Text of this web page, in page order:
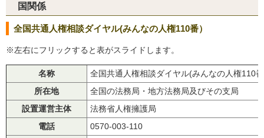
国関係
全国共通人権相談ダイヤル(みんなの人権110番）
※左右にフリックすると表がスライドします。
名称
全国共通人権相談ダイヤル(みんなの人権110
所在地
全国の法務局・地方法務局及びその支局
設置運営主体
法務省人権擁護局
電話
0570-003-110